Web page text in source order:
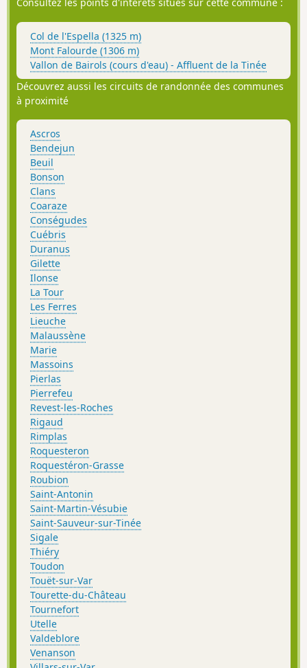
Col de l'Espella (1325 m)
Mont Falourde (1306 m)
Vallon de Bairols (cours d'eau) - Affluent de la Tinée
Découvrez aussi les circuits de randonnée des communes
à proximité
Ascros
Bendejun
Beuil
Bonson
Clans
Coaraze
Conségudes
Cuébris
Duranus
Gilette
Ilonse
La Tour
Les Ferres
Lieuche
Malaussène
Marie
Massoins
Pierlas
Pierrefeu
Revest-les-Roches
Rigaud
Rimplas
Roquesteron
Roquestéron-Grasse
Roubion
Saint-Antonin
Saint-Martin-Vésubie
Saint-Sauveur-sur-Tinée
Sigale
Thiéry
Toudon
Touët-sur-Var
Tourette-du-Château
Tournefort
Utelle
Valdeblore
Venanson